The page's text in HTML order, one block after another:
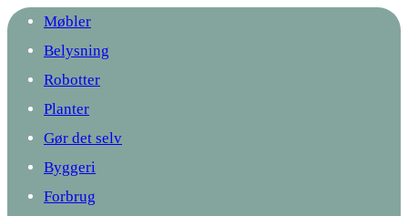
Møbler
Belysning
Robotter
Planter
Gør det selv
Byggeri
Forbrug